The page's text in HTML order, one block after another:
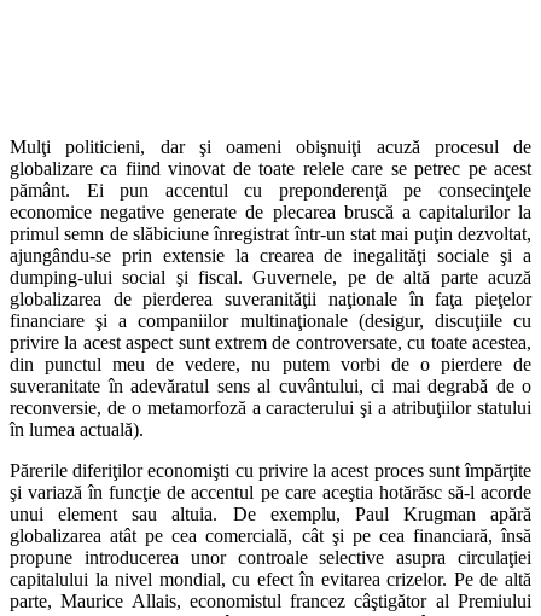
Mulţi politicieni, dar şi oameni obişnuiţi acuză procesul de
globalizare ca fiind vinovat de toate relele care se petrec pe acest
pământ. Ei pun accentul cu preponderenţă pe consecinţele
economice negative generate de plecarea bruscă a capitalurilor la
primul semn de slăbiciune înregistrat într-un stat mai puţin dezvoltat,
ajungându-se prin extensie la crearea de inegalităţi sociale şi a
dumping-ului social şi fiscal. Guvernele, pe de altă parte acuză
globalizarea de pierderea suveranităţii naţionale în faţa pieţelor
financiare şi a companiilor multinaţionale (desigur, discuţiile cu
privire la acest aspect sunt extrem de controversate, cu toate acestea,
din punctul meu de vedere, nu putem vorbi de o pierdere de
suveranitate în adevăratul sens al cuvântului, ci mai degrabă de o
reconversie, de o metamorfoză a caracterului şi a atribuţiilor statului
în lumea actuală).
Părerile diferiţilor economişti cu privire la acest proces sunt împărţite
şi variază în funcţie de accentul pe care aceştia hotărăsc să-l acorde
unui element sau altuia. De exemplu, Paul Krugman apără
globalizarea atât pe cea comercială, cât şi pe cea financiară, însă
propune introducerea unor controale selective asupra circulaţiei
capitalului la nivel mondial, cu efect în evitarea crizelor. Pe de altă
parte, Maurice Allais, economistul francez câştigător al Premiului